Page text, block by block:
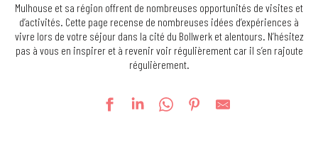
Mulhouse et sa région offrent de nombreuses opportunités de visites et
d’activités. Cette page recense de nombreuses idées d’expériences à
vivre lors de votre séjour dans la cité du Bollwerk et alentours. N’hésitez
pas à vous en inspirer et à revenir voir régulièrement car il s’en rajoute
régulièrement.